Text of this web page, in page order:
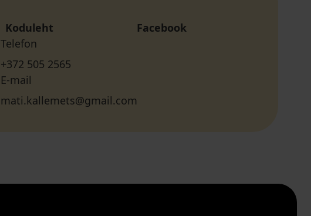
Koduleht
Facebook
Telefon
+372 505 2565
E-mail
mati.kallemets@gmail.com